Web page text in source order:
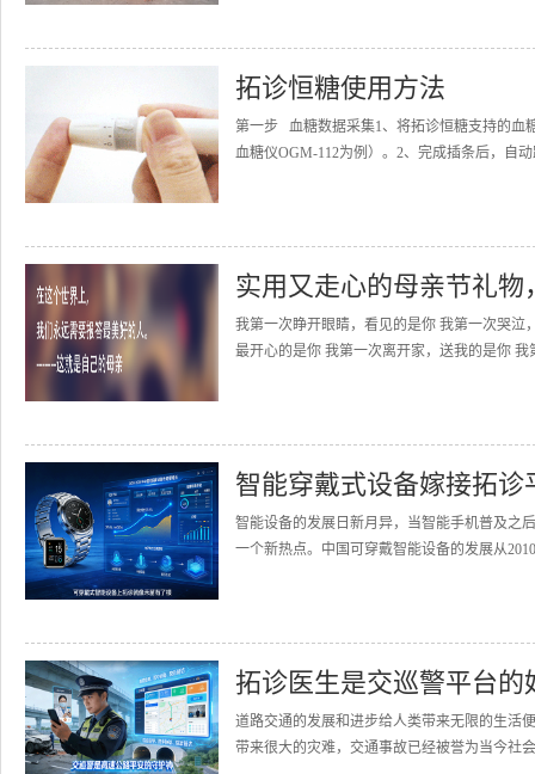
拓诊恒糖使用方法
第一步 血糖数据采集1、将拓诊恒糖支持的血
血糖仪OGM-112为例）。2、完成插条后，自
实用又走心的母亲节礼
我第一次睁开眼睛，看见的是你 我第一次哭泣
最开心的是你 我第一次离开家，送我的是你
智能穿戴式设备嫁接拓
智能设备的发展日新月异，当智能手机普及之
一个新热点。中国可穿戴智能设备的发展从
拓诊医生是交巡警平台的
道路交通的发展和进步给人类带来无限的生活
带来很大的灾难，交通事故已经被誉为当今社